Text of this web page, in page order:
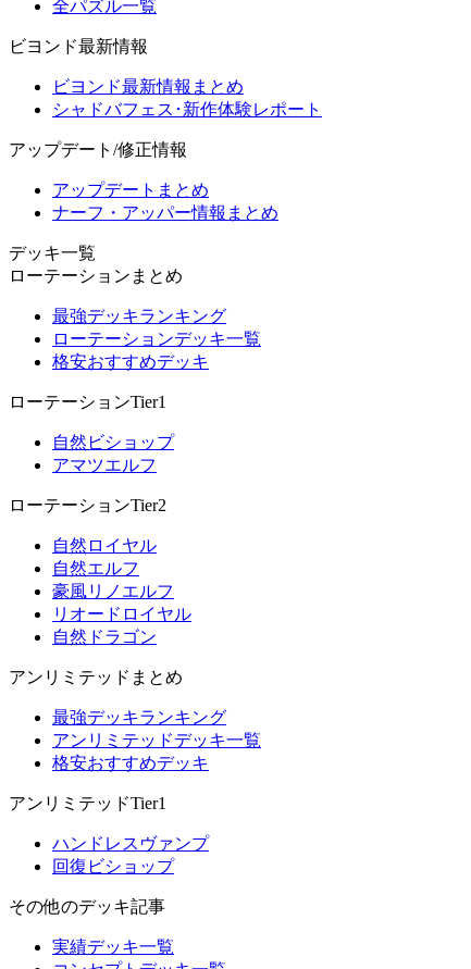
全パズル一覧
ビヨンド最新情報
ビヨンド最新情報まとめ
シャドバフェス･新作体験レポート
アップデート/修正情報
アップデートまとめ
ナーフ・アッパー情報まとめ
デッキ一覧
ローテーションまとめ
最強デッキランキング
ローテーションデッキ一覧
格安おすすめデッキ
ローテーションTier1
自然ビショップ
アマツエルフ
ローテーションTier2
自然ロイヤル
自然エルフ
豪風リノエルフ
リオードロイヤル
自然ドラゴン
アンリミテッドまとめ
最強デッキランキング
アンリミテッドデッキ一覧
格安おすすめデッキ
アンリミテッドTier1
ハンドレスヴァンプ
回復ビショップ
その他のデッキ記事
実績デッキ一覧